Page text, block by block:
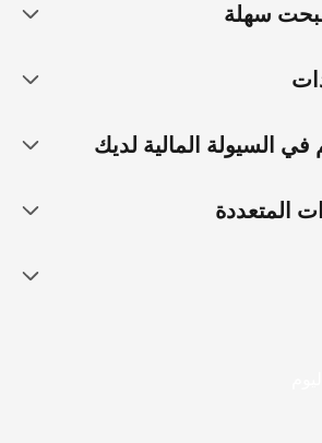
سهلة
في السيولة المالية لديك
المتعددة